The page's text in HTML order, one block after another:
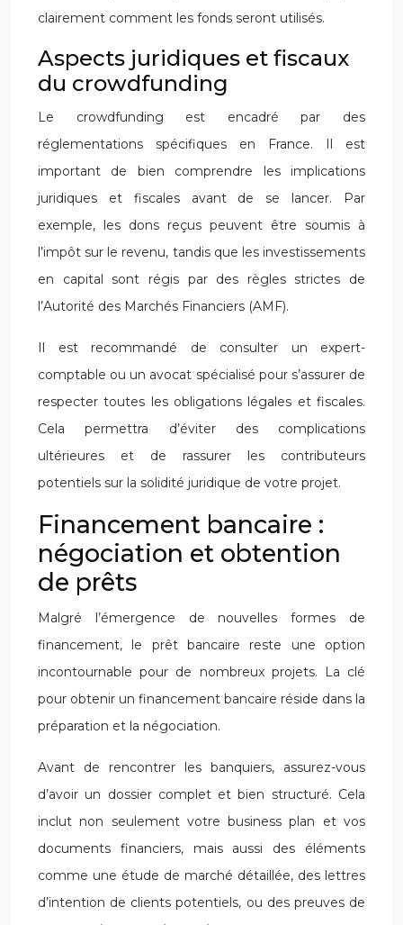
clairement comment les fonds seront utilisés.
Aspects juridiques et fiscaux
du crowdfunding
Le crowdfunding est encadré par des
réglementations spécifiques en France. Il est
important de bien comprendre les implications
juridiques et fiscales avant de se lancer. Par
exemple, les dons reçus peuvent être soumis à
l’impôt sur le revenu, tandis que les investissements
en capital sont régis par des règles strictes de
l’Autorité des Marchés Financiers (AMF).
Il est recommandé de consulter un expert-
comptable ou un avocat spécialisé pour s’assurer de
respecter toutes les obligations légales et fiscales.
Cela permettra d’éviter des complications
ultérieures et de rassurer les contributeurs
potentiels sur la solidité juridique de votre projet.
Financement bancaire :
négociation et obtention
de prêts
Malgré l’émergence de nouvelles formes de
financement, le prêt bancaire reste une option
incontournable pour de nombreux projets. La clé
pour obtenir un financement bancaire réside dans la
préparation et la négociation.
Avant de rencontrer les banquiers, assurez-vous
d’avoir un dossier complet et bien structuré. Cela
inclut non seulement votre business plan et vos
documents financiers, mais aussi des éléments
comme une étude de marché détaillée, des lettres
d’intention de clients potentiels, ou des preuves de